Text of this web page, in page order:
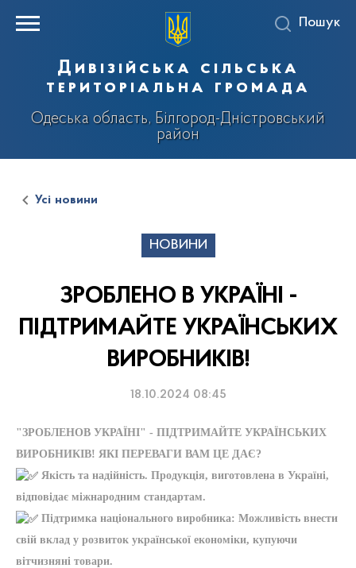
Дивізійська сільська
територіальна громада
Одеська область, Білгород-Дністровський
район
Пошук
Усі новини
НОВИНИ
ЗРОБЛЕНО В УКРАЇНІ -
ПІДТРИМАЙТЕ УКРАЇНСЬКИХ
ВИРОБНИКІВ!
18.10.2024 08:45
"ЗРОБЛЕНОВ УКРАЇНІ" - ПІДТРИМАЙТЕ УКРАЇНСЬКИХ
ВИРОБНИКІВ! ЯКІ ПЕРЕВАГИ ВАМ ЦЕ ДАЄ?
Якість та надійність. Продукція, виготовлена в Україні,
відповідає міжнародним стандартам.
Підтримка національного виробника: Можливість внести
свій вклад у розвиток української економіки, купуючи
вітчизняні товари.